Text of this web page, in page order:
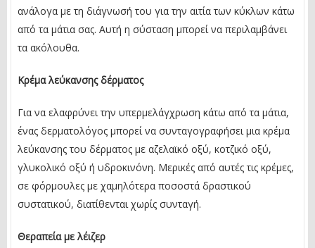
ανάλογα με τη διάγνωσή του για την αιτία των κύκλων κάτω
από τα μάτια σας. Αυτή η σύσταση μπορεί να περιλαμβάνει
τα ακόλουθα.
Κρέμα λεύκανσης δέρματος
Για να ελαφρύνει την υπερμελάγχρωση κάτω από τα μάτια,
ένας δερματολόγος μπορεί να συνταγογραφήσει μια κρέμα
λεύκανσης του δέρματος με αζελαϊκό οξύ, κοτζικό οξύ,
γλυκολικό οξύ ή υδροκινόνη. Μερικές από αυτές τις κρέμες,
σε φόρμουλες με χαμηλότερα ποσοστά δραστικού
συστατικού, διατίθενται χωρίς συνταγή.
Θεραπεία με λέιζερ